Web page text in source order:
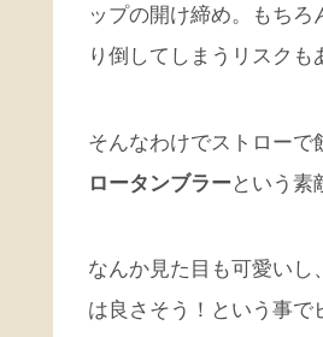
ップの開け締め。もち
り倒してしまうリスクも
そんなわけでストローで
ロータンブラーという素
なんか見た目も可愛い
は良さそう！という事で